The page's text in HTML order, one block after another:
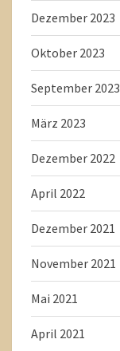
Dezember 2023
Oktober 2023
September 2023
März 2023
Dezember 2022
April 2022
Dezember 2021
November 2021
Mai 2021
April 2021